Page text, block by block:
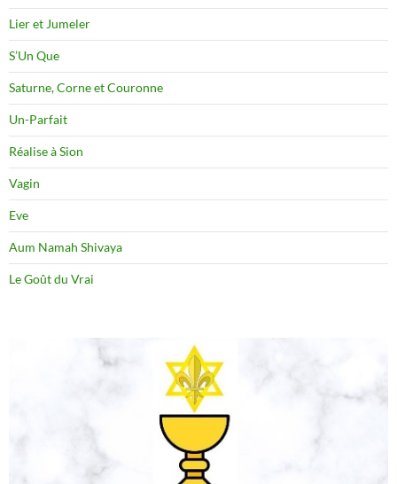
Lier et Jumeler
S’Un Que
Saturne, Corne et Couronne
Un-Parfait
Réalise à Sion
Vagin
Eve
Aum Namah Shivaya
Le Goût du Vrai